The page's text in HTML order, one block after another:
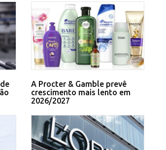
A Procter & Gamble prevê
crescimento mais lento em
2026/2027